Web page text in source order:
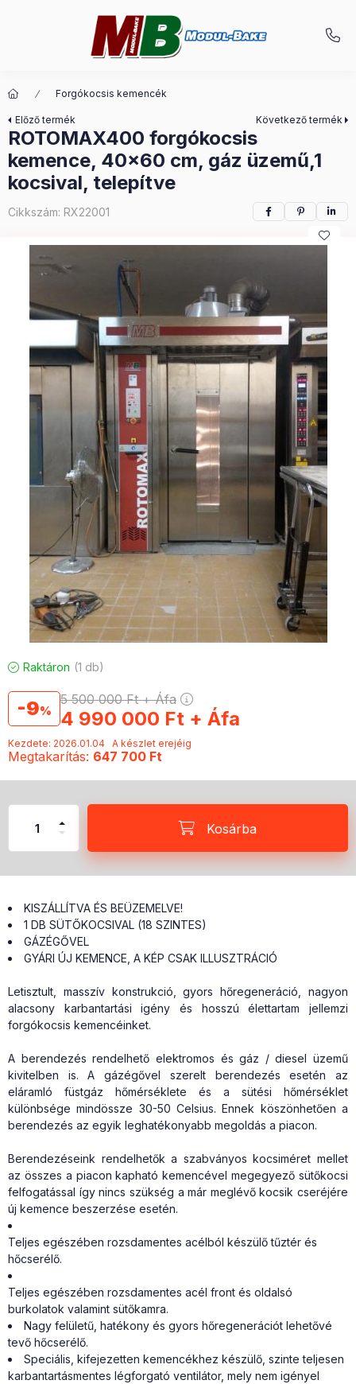
Forgókocsis kemencék
Előző termék Következő termék
ROTOMAX400 forgókocsis
kemence, 40x60 cm, gáz üzemű,1
kocsival, telepítve
Cikkszám: RX22001
Raktáron 1 db
9 5 500 000Ft+ Áfa
4 990 000 Ft + Áfa
Kezdete: 2026.01.04 A készlet erejéig
Megtakarítás 647 700 Ft
Kosárba
KISZÁLLÍTVA ÉS BEÜZEMELVE!
1 DB SÜTŐKOCSIVAL (18 SZINTES)
GÁZÉGŐVEL
GYÁRI ÚJ KEMENCE, A KÉP CSAK ILLUSZTRÁCIÓ
Letisztult, masszív konstrukció, gyors hőregeneráció, nagyon
alacsony karbantartási igény és hosszú élettartam jellemzi
forgókocsis kemencéinket.
A berendezés rendelhető elektromos és gáz / diesel üzemű
kivitelben is. A gázégővel szerelt berendezés esetén az
eláramló füstgáz hőmérséklete és a sütési hőmérséklet
különbsége mindössze 30-50 Celsius. Ennek köszönhetően a
berendezés az egyik leghatékonyabb megoldás a piacon.
Berendezéseink rendelhetők a szabványos kocsiméret mellet
az összes a piacon kapható kemencével megegyező sütőkocsi
felfogatással így nincs szükség a már meglévő kocsik cseréjére
új kemence beszerzése esetén.
Teljes egészében rozsdamentes acélból készülő tűztér és
hőcserélő.
Teljes egészében rozsdamentes acél front és oldalsó
burkolatok valamint sütőkamra.
Nagy felületű, hatékony és gyors hőregenerációt lehetővé
tevő hőcserélő.
Speciális, kifejezetten kemencékhez készülő, szinte teljesen
karbantartásmentes légforgató ventilátor, mely nem igényel